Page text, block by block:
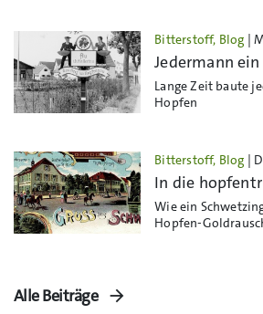
Bitterstoff, Blog |
Jedermann
Lange Zeit baute
Hopfen
Bitterstoff, Blog |
In die
Wie ein
Hopfen-
Alle Beiträge